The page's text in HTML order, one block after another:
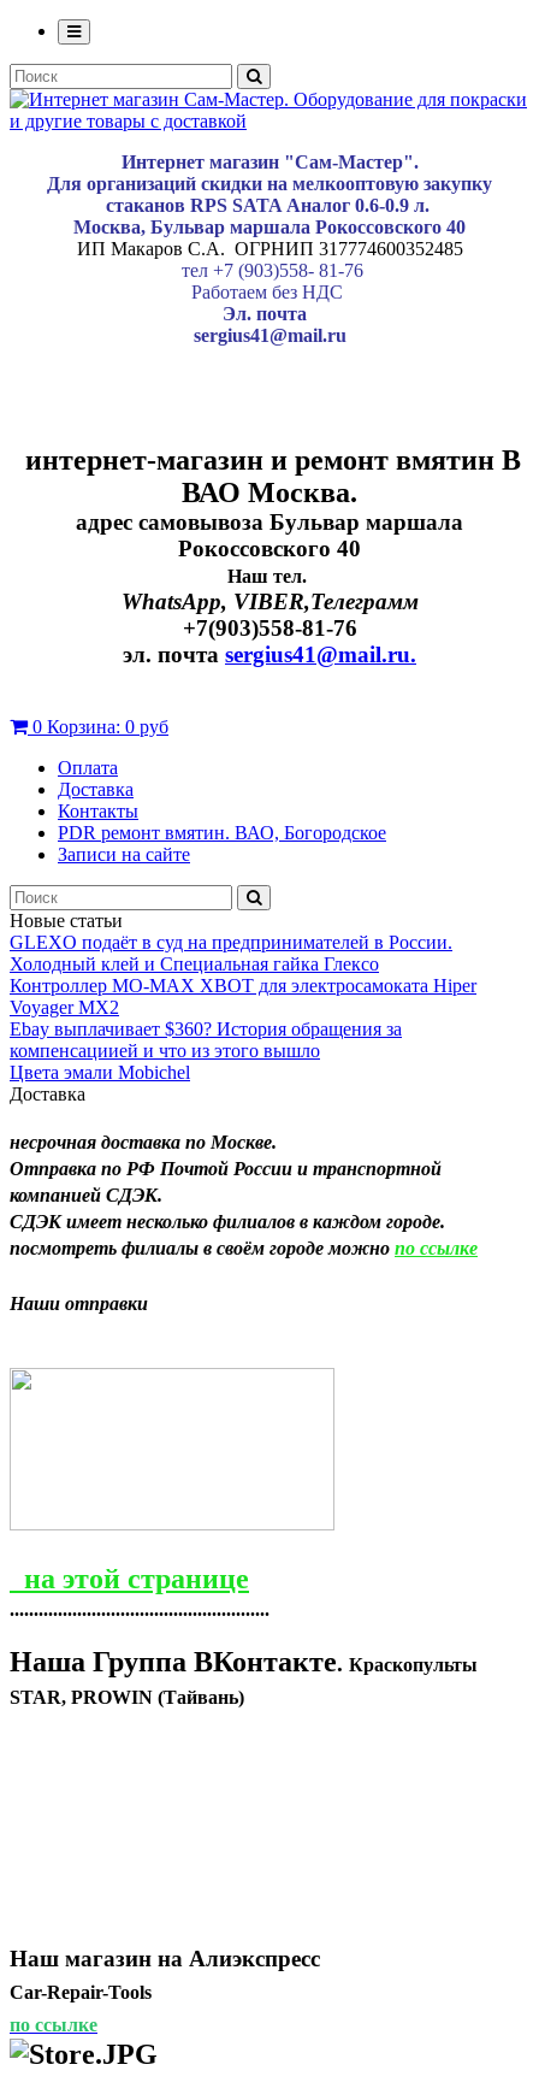
Интернет магазин "Сам-Мастер".
Для организаций скидки на мелкооптовую закупку
стаканов RPS SATA Аналог 0.6-0.9 л.
Москва, Бульвар маршала Рокоссовского 40
ИП Макаров С.А. ОГРНИП 317774600352485
тел +7 (903)558- 81-76
Работаем без НДС
Эл. почта
sergius41@mail.ru
интернет-магазин и ремонт вмятин В
ВАО Москва.
адрес самовывоза Бульвар маршала
Рокоссовского 40
Наш тел.
WhatsApp, VIBER,Телеграмм
+7(903)558-81-76
эл. почта sergius41@mail.ru.
0 Корзина: 0 руб
Оплата
Доставка
Контакты
PDR ремонт вмятин. ВАО, Богородское
Записи на сайте
Новые статьи
GLEXO подаёт в суд на предпринимателей в России.
Холодный клей и Специальная гайка Глексо
Контроллер MO-MAX XBOT для электросамоката Hiper
Voyager MX2
Ebay выплачивает $360? История обращения за
компенсациией и что из этого вышло
Цвета эмали Mobichel
Доставка
несрочная доставка по Москве.
Отправка по РФ Почтой России и транспортной
компанией СДЭК.
СДЭК имеет несколько филиалов в каждом городе.
посмотреть филиалы в своём городе можно по ссылке
Наши отправки
на этой странице
......................................................
Наша Группа ВКонтакте. Краскопульты
STAR, PROWIN (Тайвань)
Наш магазин на Алиэкспресс
Car-Repair-Tools
по ссылке